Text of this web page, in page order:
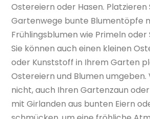
Ostereiern oder Hasen. Platzieren
Gartenwege bunte Blumentöpfe
Frühlingsblumen wie Primeln
Sie können auch einen kleinen
oder Kunststoff in Ihrem Garten
Ostereiern und Blumen umgeben.
nicht, auch Ihren Gartenzaun
mit Girlanden aus bunten Eiern